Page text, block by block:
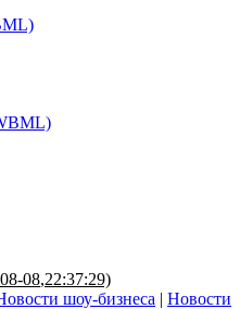
08,22:37:29)
шоу-бизнеса | Новости